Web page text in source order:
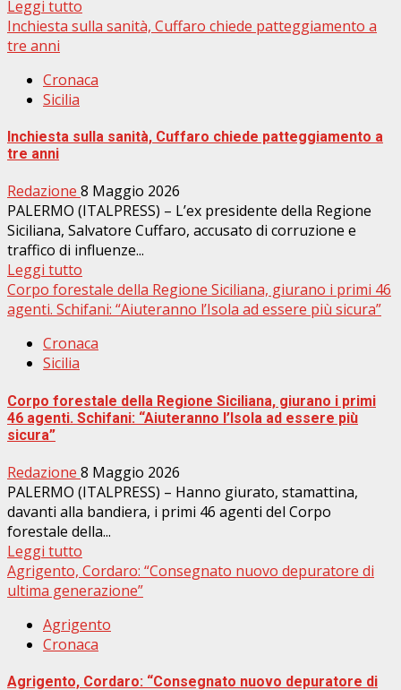
Leggi tutto
Inchiesta sulla sanità, Cuffaro chiede patteggiamento a
tre anni
Cronaca
Sicilia
Inchiesta sulla sanità, Cuffaro chiede patteggiamento a
tre anni
Redazione 8 Maggio 2026
PALERMO (ITALPRESS) – L’ex presidente della Regione
Siciliana, Salvatore Cuffaro, accusato di corruzione e
traffico di influenze...
Leggi tutto
Corpo forestale della Regione Siciliana, giurano i primi 46
agenti. Schifani: “Aiuteranno l’Isola ad essere più sicura”
Cronaca
Sicilia
Corpo forestale della Regione Siciliana, giurano i primi
46 agenti. Schifani: “Aiuteranno l’Isola ad essere più
sicura”
Redazione 8 Maggio 2026
PALERMO (ITALPRESS) – Hanno giurato, stamattina,
davanti alla bandiera, i primi 46 agenti del Corpo
forestale della...
Leggi tutto
Agrigento, Cordaro: “Consegnato nuovo depuratore di
ultima generazione”
Agrigento
Cronaca
Agrigento, Cordaro: “Consegnato nuovo depuratore di